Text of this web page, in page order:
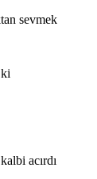
sevmek
acırdı